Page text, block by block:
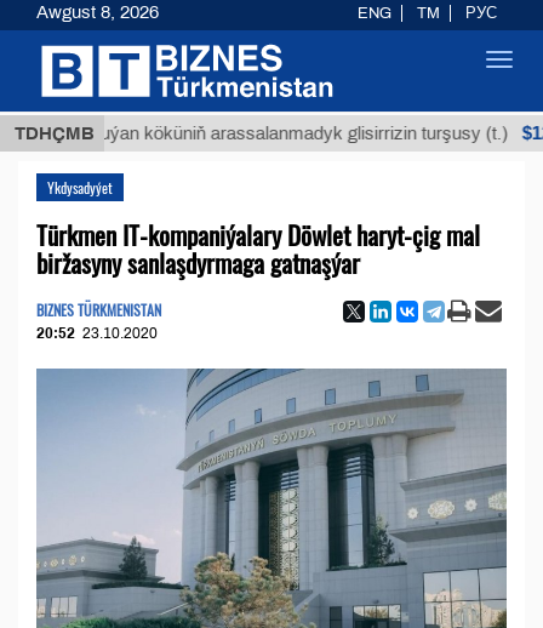
TDHÇMB
Buýan köküniň arassalanmadyk glisirrizin turşusy (t.) $12935,18
Ykdysadyýet
Türkmen IT-kompaniýalary Döwlet haryt-çig mal
biržasyny sanlaşdyrmaga gatnaşýar
BIZNES TÜRKMENISTAN
20:52 23.10.2020
Awgust 8, 2026 ENG TM РУС